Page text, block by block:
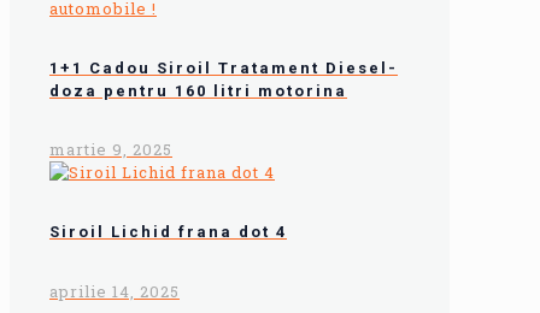
1+1 Cadou Siroil Tratament Diesel-
doza pentru 160 litri motorina
martie 9, 2025
Siroil Lichid frana dot 4
aprilie 14, 2025